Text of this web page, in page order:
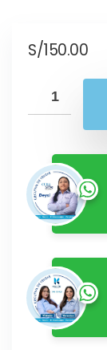
S/150.00